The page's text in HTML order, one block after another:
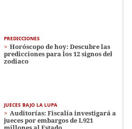
PREDICCIONES
Horóscopo de hoy: Descubre las
predicciones para los 12 signos del
zodiaco
JUECES BAJO LA LUPA
Auditorías: Fiscalía investigará a
jueces por embargos de L921